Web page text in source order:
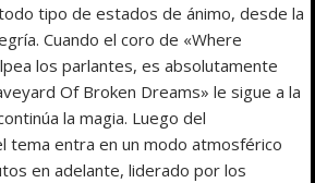
tipo de estados de ánimo, desde la
Cuando el coro de «Where
los parlantes, es absolutamente
Of Broken Dreams» le sigue a la
la magia. Luego del
tema entra en un modo atmosférico
en adelante, liderado por los